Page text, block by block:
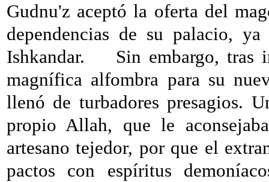
Gudnu'z aceptó la oferta del
dependencias de su palacio,
Ishkandar.
Sin embargo, tras
magnífica alfombra para su
llenó de turbadores presagios.
propio Allah, que le
artesano tejedor, por que el
pactos con espíritus